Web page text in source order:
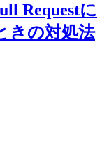
Requestに
きの対処法